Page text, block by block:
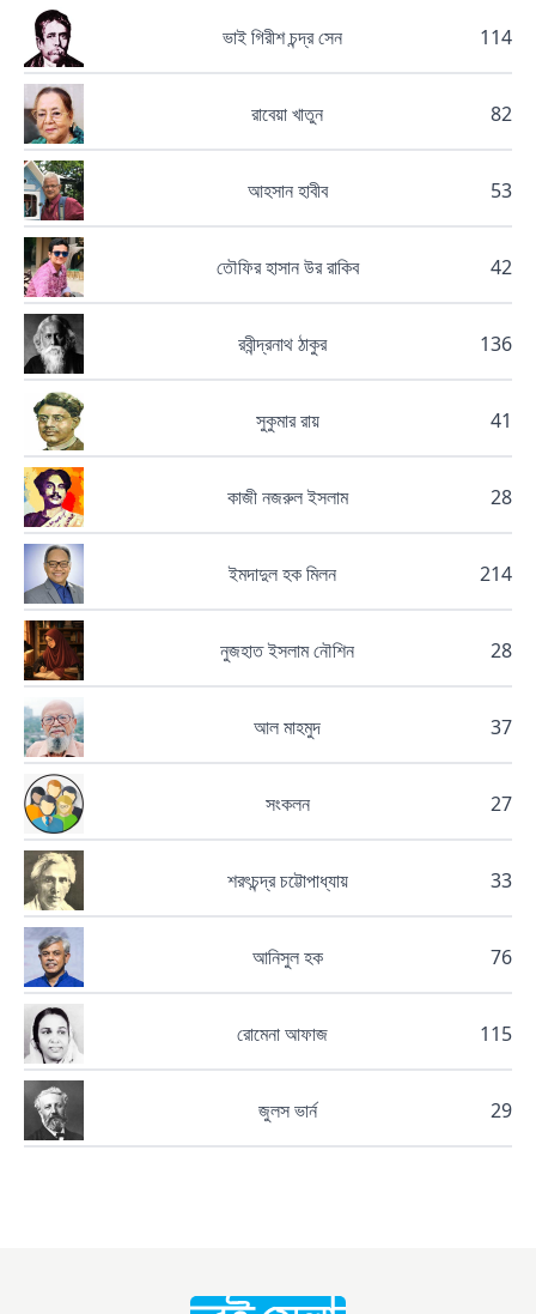
ভাই গিরীশ চন্দ্র সেন 114
রাবেয়া খাতুন 82
আহসান হাবীব 53
তৌফির হাসান উর রাকিব 42
রবীন্দ্রনাথ ঠাকুর 136
সুকুমার রায় 41
কাজী নজরুল ইসলাম 28
ইমদাদুল হক মিলন 214
নুজহাত ইসলাম নৌশিন 28
আল মাহমুদ 37
সংকলন 27
শরৎচন্দ্র চট্টোপাধ্যায় 33
আনিসুল হক 76
রোমেনা আফাজ 115
জুলস ভার্ন 29